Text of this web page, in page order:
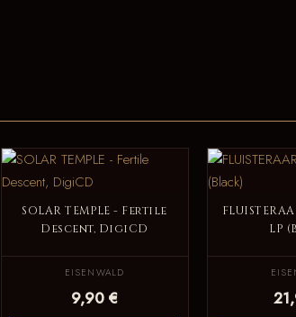
SOLAR TEMPLE - Fertile
Descent, DigiCD
EISENWALD
9,90 €
LP